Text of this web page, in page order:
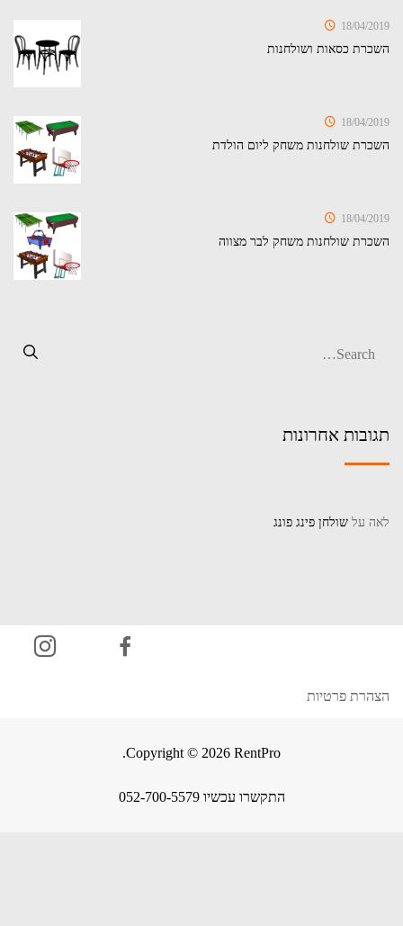
18/04/2019
השכרת כסאות ושולחנות
18/04/2019
השכרת שולחנות משחק ליום הולדת
18/04/2019
השכרת שולחנות משחק לבר מצווה
תגובות אחרונות
לאהעלשולחן פינג פונג
הצהרת פרטיות
Copyright © 2026 RentPro.
התקשרו עכשיו 052-700-5579